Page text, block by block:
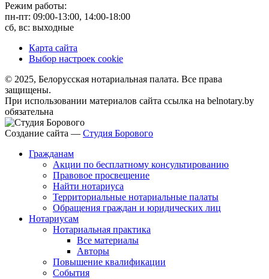
Режим работы:
пн-пт: 09:00-13:00, 14:00-18:00
сб, вс: выходные
Карта сайта
Выбор настроек cookie
© 2025, Белорусская нотариальная палата. Все права
защищены.
При использовании материалов сайта ссылка на belnotary.by
обязательна
Создание сайта — Студия Борового
Гражданам
Акции по бесплатному консультированию
Правовое просвещение
Найти нотариуса
Территориальные нотариальные палаты
Обращения граждан и юридических лиц
Нотариусам
Нотариальная практика
Все материалы
Авторы
Повышение квалификации
События